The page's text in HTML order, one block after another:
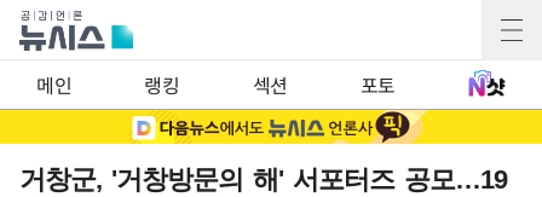
메인 랭킹 섹션 포토
거창군, '거창방문의 해' 서포터즈 공모…19